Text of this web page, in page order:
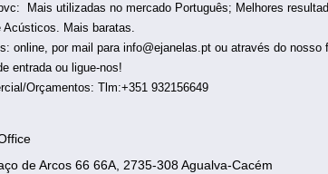
Mais utilizadas no mercado Português; Melhores
Acústicos. Mais baratas.
online, por mail para info@ejanelas.pt ou através do nosso
entrada ou ligue-nos!
Orçamentos: Tlm:+351 932156649
de Arcos 66 66A, 2735-308 Agualva-Cacém